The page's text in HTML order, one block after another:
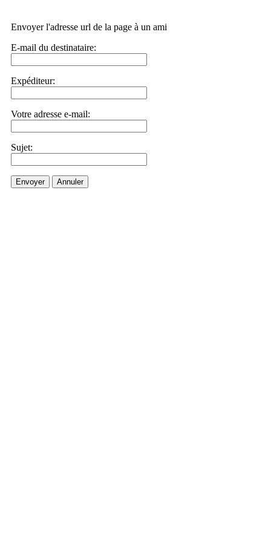
Envoyer l'adresse url de la page à un ami
E-mail du destinataire:
Expéditeur:
Votre adresse e-mail:
Sujet:
Envoyer Annuler